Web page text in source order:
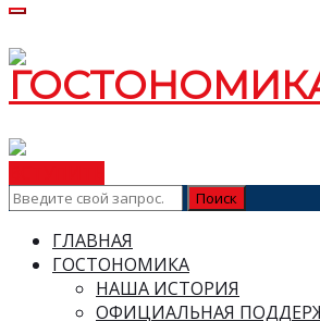
ГЛАВНАЯ
ГОСТОНОМИКА
НАША ИСТОРИЯ
ОФИЦИАЛЬНАЯ